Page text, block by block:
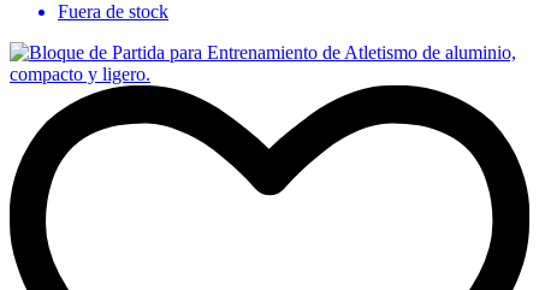
Fuera de stock